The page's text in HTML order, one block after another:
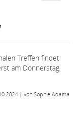
Treffen findet
am Donnerstag,
| von Sophie Adama